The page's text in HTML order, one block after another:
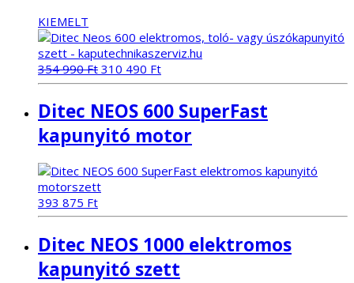
KIEMELT
354 990Ft Original
price
354
990 Ft.
310 490 FtCurrent
price
310
490 Ft.
Ditec NEOS 600 SuperFast
kapunyitó motor
393 875 Ft
Ditec NEOS 1000 elektromos
kapunyitó szett